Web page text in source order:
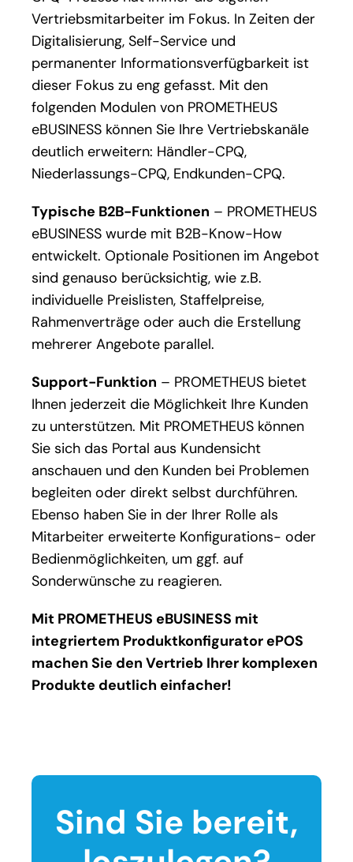
Vertriebsmitarbeiter im Fokus. In Zeiten der
Digitalisierung, Self-Service und
permanenter Informationsverfügbarkeit ist
dieser Fokus zu eng gefasst. Mit den
folgenden Modulen von PROMETHEUS
eBUSINESS können Sie Ihre Vertriebskanäle
deutlich erweitern: Händler-CPQ,
Niederlassungs-CPQ, Endkunden-CPQ.
Typische B2B-Funktionen – PROMETHEUS
eBUSINESS wurde mit B2B-Know-How
entwickelt. Optionale Positionen im Angebot
sind genauso berücksichtig, wie z.B.
individuelle Preislisten, Staffelpreise,
Rahmenverträge oder auch die Erstellung
mehrerer Angebote parallel.
Support-Funktion – PROMETHEUS bietet
Ihnen jederzeit die Möglichkeit Ihre Kunden
zu unterstützen. Mit PROMETHEUS können
Sie sich das Portal aus Kundensicht
anschauen und den Kunden bei Problemen
begleiten oder direkt selbst durchführen.
Ebenso haben Sie in der Ihrer Rolle als
Mitarbeiter erweiterte Konfigurations- oder
Bedienmöglichkeiten, um ggf. auf
Sonderwünsche zu reagieren.
Mit PROMETHEUS eBUSINESS mit
integriertem Produktkonfigurator ePOS
machen Sie den Vertrieb Ihrer komplexen
Produkte deutlich einfacher!
Sind Sie bereit,